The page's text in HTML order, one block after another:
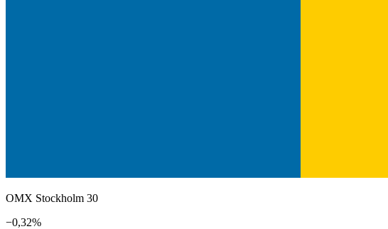
OMX Stockholm 30
−0,32%